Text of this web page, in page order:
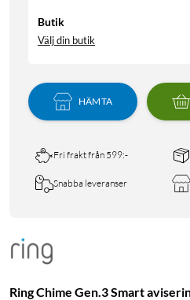
Butik
Välj din butik
HÄMTA
Fri frakt från 599:-
Snabba leveranser
Ring Chime Gen.3 Smart